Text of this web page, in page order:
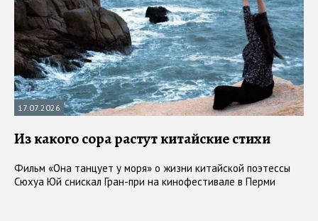
17.07.2026
Из какого сора растут китайские стихи
Фильм «Она танцует у моря» о жизни китайской поэтессы
Сюхуа Юй снискал Гран-при на кинофестивале в Перми